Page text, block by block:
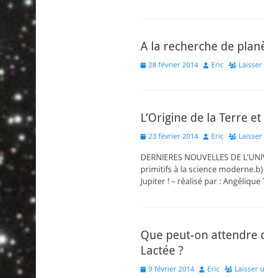
A la recherche de
Posted
28 février 2014 Author
Eric
L’Origine de la Terre et
Posted
23 février 2014 Author
Eric
DERNIERES NOUVELLES DE
primitifs à la science
Jupiter ! – réalisé par : Angélique
Que peut-on attendre
Lactée ?
Posted
9 février 2014 Author
Eric Laisser